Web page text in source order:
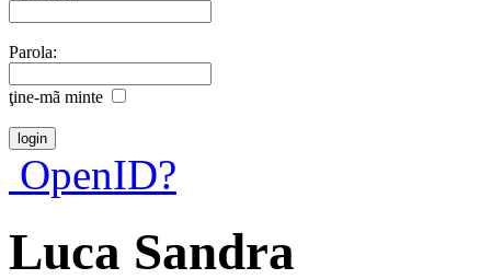
Parola:
ţine-mã minte
OpenID?
Luca Sandra